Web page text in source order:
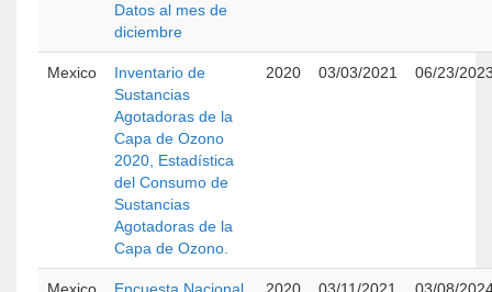
Datos al mes de
diciembre
Mexico
Inventario de
Sustancias
Agotadoras de la
Capa de Ozono
2020, Estadística
del Consumo de
Sustancias
Agotadoras de la
Capa de Ozono.
2020 03/03/2021 06/23/